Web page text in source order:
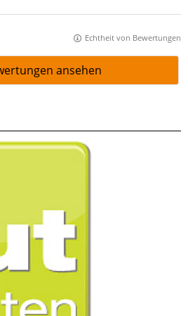
Echtheit von Bewertungen
ansehen